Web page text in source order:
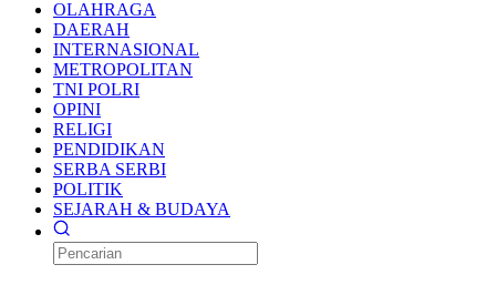
OLAHRAGA
DAERAH
INTERNASIONAL
METROPOLITAN
TNI POLRI
OPINI
RELIGI
PENDIDIKAN
SERBA SERBI
POLITIK
SEJARAH & BUDAYA